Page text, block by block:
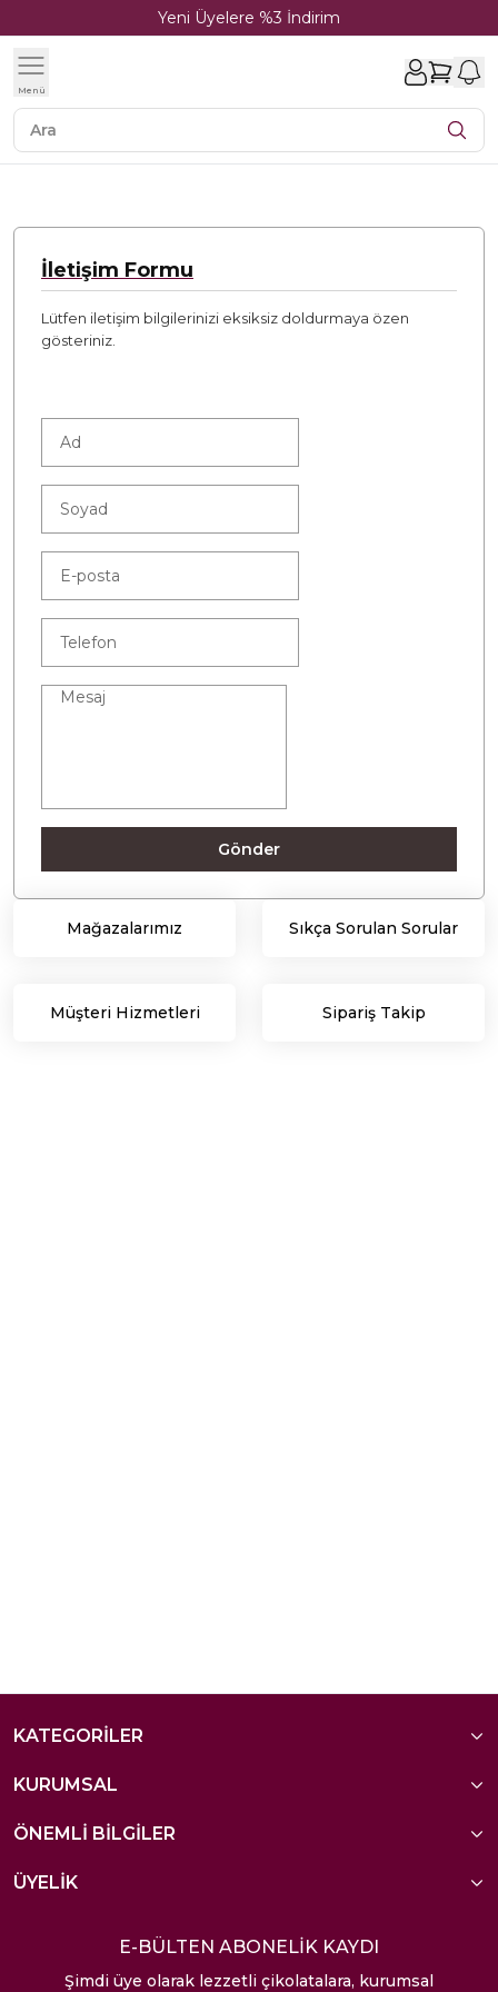
Yeni Üyelere %3 İndirim
Menü
İletişim Formu
Lütfen iletişim bilgilerinizi eksiksiz doldurmaya özen
gösteriniz.
Gönder
Mağazalarımız Sıkça Sorulan Sorular
Müşteri Hizmetleri Sipariş Takip
KATEGORİLER
KURUMSAL
ÖNEMLİ BİLGİLER
ÜYELİK
E-BÜLTEN ABONELİK KAYDI
Şimdi üye olarak lezzetli çikolatalara, kurumsal